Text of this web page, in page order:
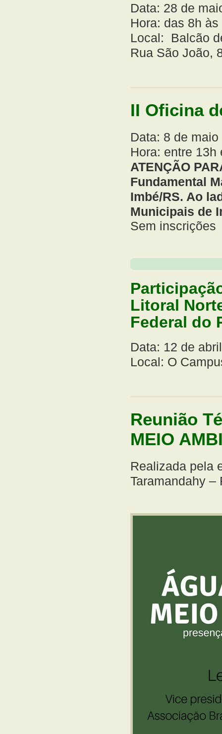
Data: 28 de
Hora: das 8h
Local: Balcão
Rua São João,
II Oficina
Data: 8 de maio
Hora: entre 13h
ATENÇÃO
Fundamental
Imbé/RS. Ao
Municipais de
Sem inscrições
Litoral
Federal do
Data: 12 de abril
Local: O
Reunião
MEIO
Realizada pela
Taramandahy –